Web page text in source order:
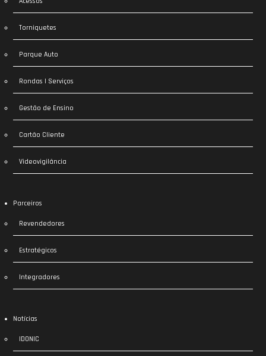
Torniquetes
Parque Auto
Rondas | Serviços
Gestão de Ensino
Cartão Cliente
Videovigilância
Parceiros
Revendedores
Estratégicos
Integradores
Notícias
IDONIC